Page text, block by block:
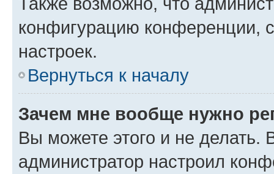
конфигурацию конференции,
настроек.
Вернуться к началу
Зачем мне вообще нужно
Вы можете этого и не делать.
администратор настроил